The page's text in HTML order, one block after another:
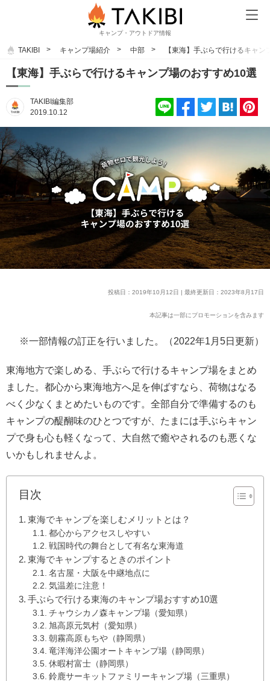
キャンプ・アウトドア情報
TAKIBI キャンプ場紹介 中部 【東海】手ぶらで行けるキャ
【東海】手ぶらで行けるキャンプ場のおすすめ10選
TAKIBI編集部
2019.10.12
投稿日：2019年10月12日 | 最終更新日：2023年8月17日
本記事は一部にプロモーションを含みます
※一部情報の訂正を行いました。（2022年1月5日更新）
東海地方で楽しめる、手ぶらで行けるキャンプ場をまとめ
ました。都心から東海地方へ足を伸ばすなら、荷物はなる
べく少なくまとめたいものです。全部自分で準備するのも
キャンプの醍醐味のひとつですが、たまには手ぶらキャン
プで身も心も軽くなって、大自然で癒やされるのも悪くな
いかもしれませんよ。
目次
東海でキャンプを楽しむメリットとは？
都心からアクセスしやすい
戦国時代の舞台として有名な東海道
東海でキャンプするときのポイント
名古屋・大阪を中継地点に
気温差に注意！
手ぶらで行ける東海のキャンプ場おすすめ10選
チャウシカノ森キャンプ場（愛知県）
旭高原元気村（愛知県）
朝霧高原もちや（静岡県）
竜洋海洋公園オートキャンプ場（静岡県）
休暇村富士（静岡県）
鈴鹿サーキットファミリーキャンプ場（三重県）